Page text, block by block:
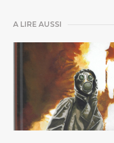
A LIRE AUSSI